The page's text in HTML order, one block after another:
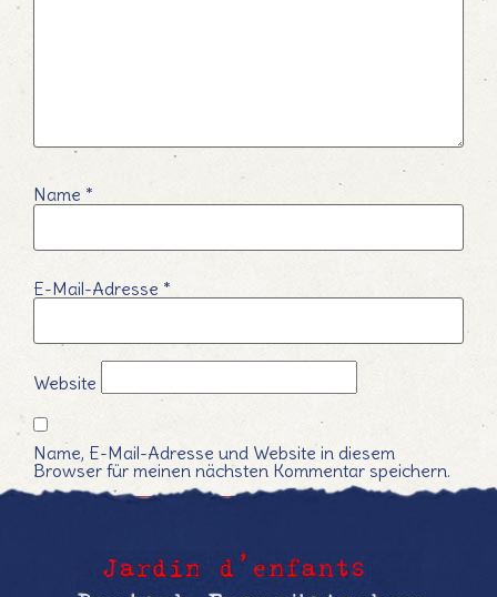
Name *
E-Mail-Adresse *
Website
Name, E-Mail-Adresse und Website in diesem
Browser für meinen nächsten Kommentar speichern.